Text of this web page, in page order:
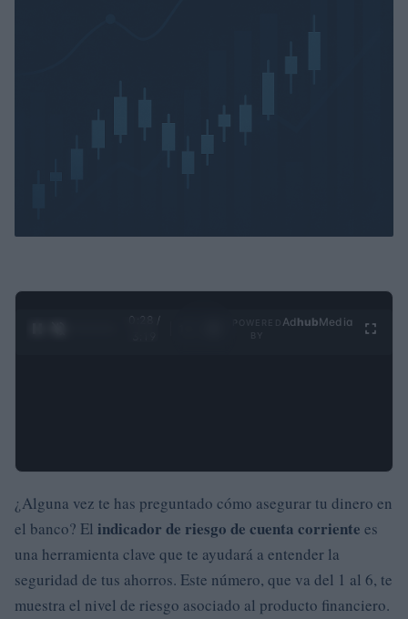
0:29 /
Ad hubMedia
¿Alguna vez te has preguntado cómo asegurar tu dinero en
el banco? El indicador de riesgo de cuenta corriente es
una herramienta clave que te ayudará a entender la
seguridad de tus ahorros. Este número, que va del 1 al 6, te
muestra el nivel de riesgo asociado al producto financiero.